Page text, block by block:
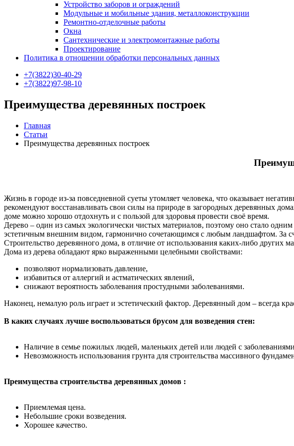
Устройство заборов и ограждений
Модульные и мобильные здания, металлоконструкции
Ремонтно-отделочные работы
Окна
Сантехнические и электромонтажные работы
Проектирование
Политика в отношении обработки персональных данных
+7(3822)30-40-29
+7(3822)97-98-10
Преимущества деревянных построек
Главная
Статьи
Преимущества деревянных построек
Жизнь в городе из-за повседневной суеты утомляет человека, что оказывает
рекомендуют восстанавливать свои силы на природе в загородных деревянных
доме можно хорошо отдохнуть и с пользой для здоровья провести своё время.
Дерево – один из самых экологически чистых материалов, поэтому оно стало
эстетичным внешним видом, гармонично сочетающимся с любым ландшафтом. За
Строительство деревянного дома, в отличие от использования каких-либо других
Дома из дерева обладают ярко выраженными целебными свойствами:
позволяют нормализовать давление,
избавиться от аллергий и астматических явлений,
снижают вероятность заболевания простудными заболеваниями.
Наконец, немалую роль играет и эстетический фактор. Деревянный дом – всегда
В каких случаях лучше воспользоваться брусом для возведения стен:
Наличие в семье пожилых людей, маленьких детей или людей с
Невозможность использования грунта для строительства массивного
Преимущества строительства деревянных домов :
Приемлемая цена.
Небольшие сроки возведения.
Хорошее качество.